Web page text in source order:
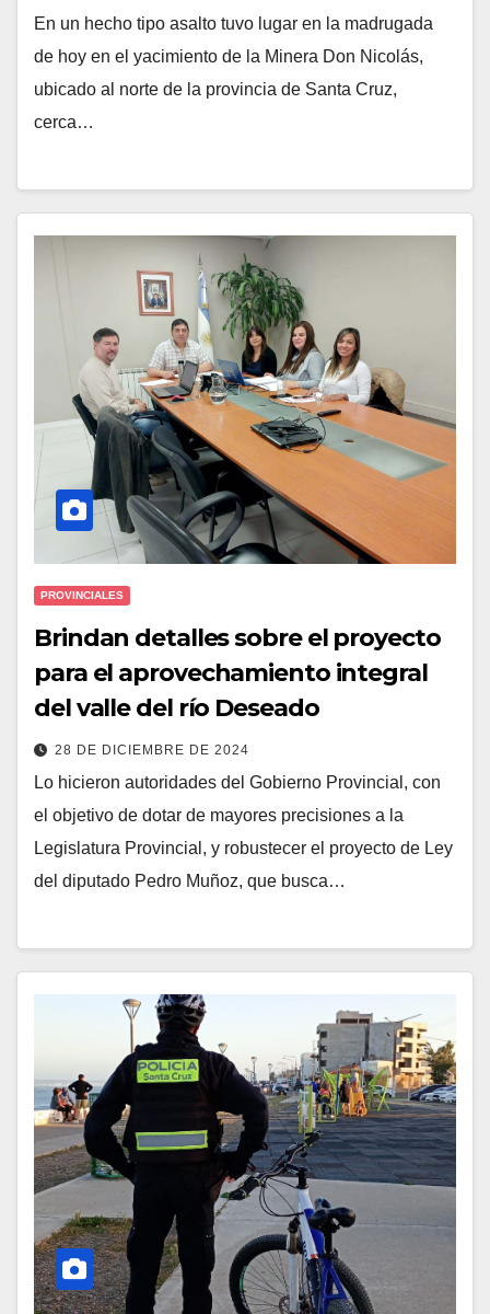
En un hecho tipo asalto tuvo lugar en la madrugada
de hoy en el yacimiento de la Minera Don Nicolás,
ubicado al norte de la provincia de Santa Cruz,
cerca…
PROVINCIALES
Brindan detalles sobre el proyecto
para el aprovechamiento integral
del valle del río Deseado
28 DE DICIEMBRE DE 2024
Lo hicieron autoridades del Gobierno Provincial, con
el objetivo de dotar de mayores precisiones a la
Legislatura Provincial, y robustecer el proyecto de Ley
del diputado Pedro Muñoz, que busca…